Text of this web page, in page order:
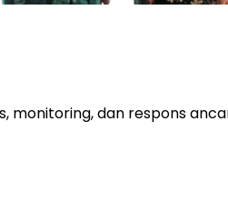
monitoring, dan respons